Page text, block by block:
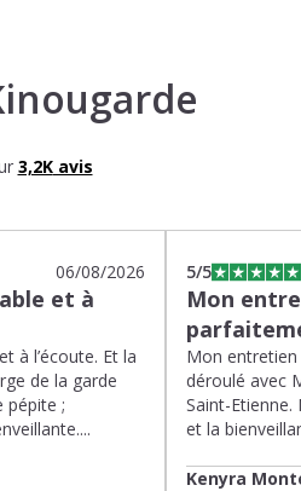
3,2Kavis
06/08/2026
et à
à l’écoute. Et la
de la garde
pépite ;
5/5
Mon
Mon entretien
déroulé avec
Saint-Etienne.
et la
Kenyra